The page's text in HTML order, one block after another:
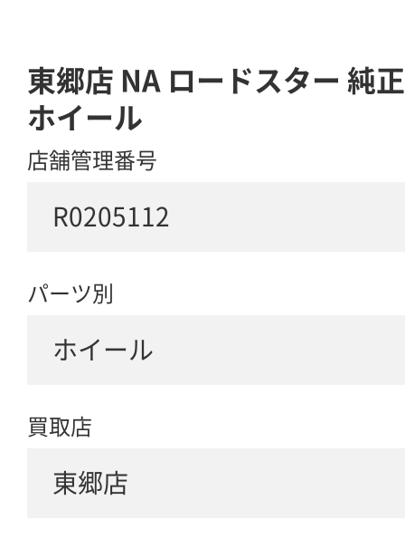
東郷店 NA ロードスター 純
ホイール
店舗管理番号
R0205112
パーツ別
ホイール
買取店
東郷店